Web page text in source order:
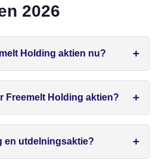
2026
Holding aktien nu?
Freemelt Holding aktien?
en utdelningsaktie?